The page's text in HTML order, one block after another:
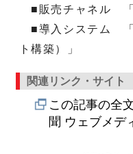
■販売チャネル 「
■導入システム 「
ト構築）」
関連リンク・サイト
この記事の全
聞 ウェブメデ